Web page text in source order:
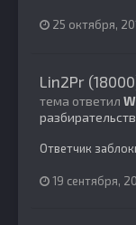
25 октября,
Lin2Pr
тема ответил
Ответчик
19 сентября,